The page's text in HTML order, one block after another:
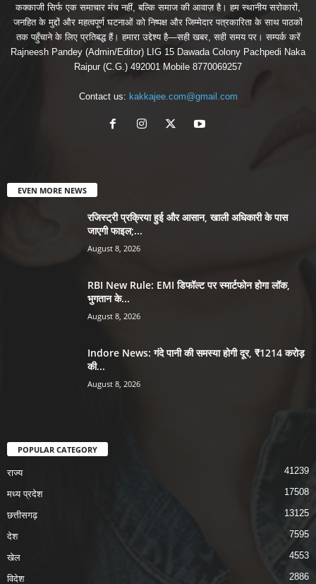
कक्काजी सिर्फ एक समाचार मंच नहीं, बल्कि समाज की आवाज़ है। हम स्थानीय सरोकारों,
जनहित के मुद्दों और महत्वपूर्ण घटनाओं को निष्पक्ष और जिम्मेदार पत्रकारिता के साथ पाठकों
तक पहुँचाने के लिए प्रतिबद्ध हैं। हमारा उद्देश्य है—सही खबर, सही समय पर। सम्पर्क करें
Rajneesh Pandey (Admin/Editor) LIG 15 Dawada Colony Pachpedi Naka
Raipur (C.G.) 492001 Mobile 8770069257
Contact us: kakkajee.com@gmail.com
EVEN MORE NEWS
रजिस्ट्री प्रक्रिया हुई और आसान, खाली अधिकारी के पास
जाएगी फाइल;...
August 8, 2026
RBI New Rule: EMI डिफॉल्ट पर स्मार्टफोन होगा लॉक,
भुगतान के...
August 8, 2026
Indore News: गंदे पानी की समस्या होगी दूर, ₹1214 करोड़
की...
August 8, 2026
POPULAR CATEGORY
राज्य 41239
मध्य प्रदेश 17508
छत्तीसगढ़ 13125
देश 7595
खेल 4553
विदेश 2886